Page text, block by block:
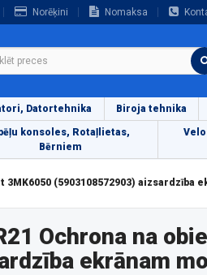
Norēķini Nomaksa
Datortehnika Biroja tehnika
konsoles, Rotaļlietas,
Bērniem
3MK6050 (5903108572903)
Ochrona na
ekrānam